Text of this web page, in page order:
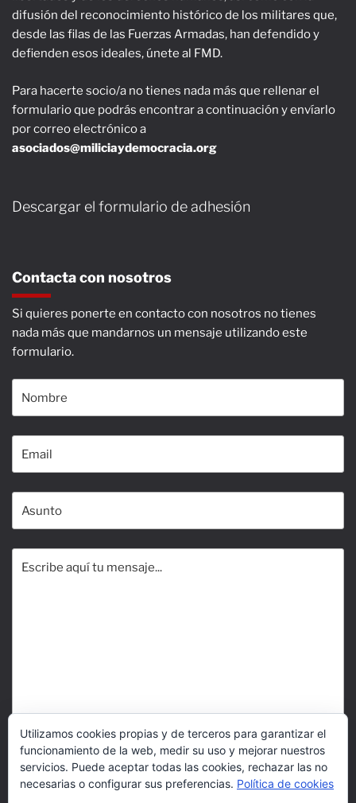
difusión del reconocimiento histórico de los militares que,
desde las filas de las Fuerzas Armadas, han defendido y
defienden esos ideales, únete al FMD.
Para hacerte socio/a no tienes nada más que rellenar el
formulario que podrás encontrar a continuación y envíarlo
por correo electrónico a
asociados@miliciaydemocracia.org
Descargar el formulario de adhesión
Contacta con nosotros
Si quieres ponerte en contacto con nosotros no tienes
nada más que mandarnos un mensaje utilizando este
formulario.
Utilizamos cookies propias y de terceros para garantizar el
funcionamiento de la web, medir su uso y mejorar nuestros
servicios. Puede aceptar todas las cookies, rechazar las no
necesarias o configurar sus preferencias. Política de cookies